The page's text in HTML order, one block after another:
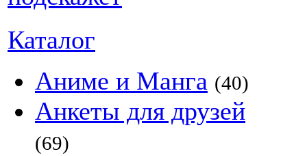
Каталог
Аниме и Манга (40)
Анкеты для друзей
(69)